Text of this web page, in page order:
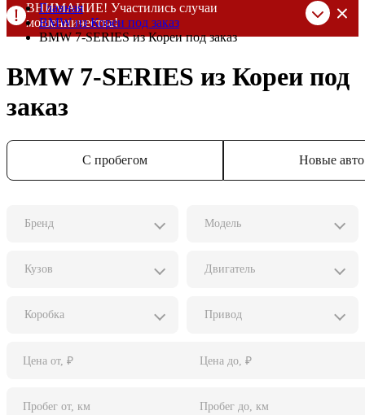
ВНИМАНИЕ! Участились случаи
мошенничества!
Компания DSS Group принимает оплату за свои услуги только
При любых подозрениях, свяжитесь с нами по официальным
контактам , указанным в соц сетях и на сайте
Главная
BMW из Кореи под заказ
BMW 7-SERIES из Кореи под заказ
BMW 7-SERIES из Кореи под
заказ
С пробегом Новые авто
Бренд Модель
Двигатель
Коробка Привод
Кузов